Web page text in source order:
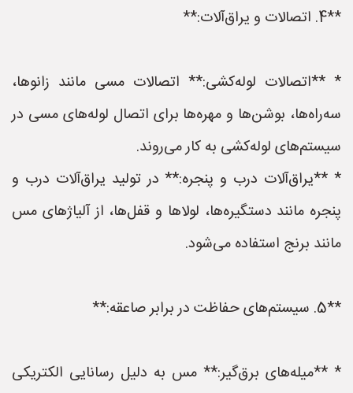
**4. اتصالات و یراق‌آلات:**
* **اتصالات لوله‌کشی:** اتصالات مسی مانند زانوها،
سه‌راه‌ها، بوشن‌ها و مهره‌ها برای اتصال لوله‌های مسی در
سیستم‌های لوله‌کشی به کار می‌روند.
* **یراق‌آلات درب و پنجره:** در تولید یراق‌آلات درب و
پنجره مانند دستگیره‌ها، لولاها و قفل‌ها، از آلیاژهای مس
مانند برنج استفاده می‌شود.
**5. سیستم‌های حفاظت در برابر صاعقه:**
* **میله‌های برق‌گیر:** مس به دلیل رسانایی الکتریکی